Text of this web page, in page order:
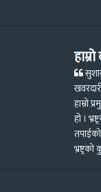
हाम्रो
हो ।